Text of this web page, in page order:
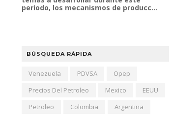
periodo, los mecanismos de producc...
BÚSQUEDA RÁPIDA
Venezuela PDVSA
Opep
Precios Del Petroleo
Mexico
EEUU
Petroleo
Colombia
Argentina